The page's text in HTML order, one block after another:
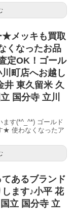
★メッキも買取
くなったお品
定OK！ゴール
川町店へお越し
井 東久留米 久
国分寺 立川
ます(*^_^*) ゴールド
★ 使わなくなったア
あるブランド
ます♪小平 花
立 国分寺 立